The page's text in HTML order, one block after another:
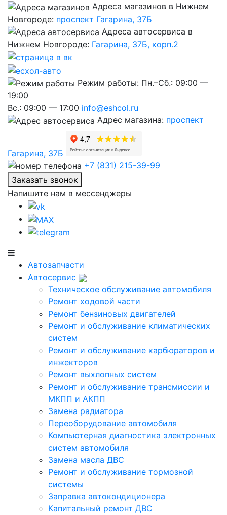
Адреса магазинов в Нижнем
Новгороде: проспект Гагарина, 37Б
Адреса автосервиса в
Нижнем Новгороде: Гагарина, 37Б, корп.2
Режим работы: Пн.–Сб.: 09:00 —
19:00
Вс.: 09:00 — 17:00 info@eshcol.ru
Адрес магазина: проспект
Гагарина, 37Б
+7 (831) 215-39-99
Заказать звонок
Напишите нам в мессенджеры
Автозапчасти
Автосервис
Техническое обслуживание автомобиля
Ремонт ходовой части
Ремонт бензиновых двигателей
Ремонт и обслуживание климатических
систем
Ремонт и обслуживание карбюраторов и
инжекторов
Ремонт выхлопных систем
Ремонт и обслуживание трансмиссии и
МКПП и АКПП
Замена радиатора
Переоборудование автомобиля
Компьютерная диагностика электронных
систем автомобиля
Замена масла ДВС
Ремонт и обслуживание тормозной
системы
Заправка автокондиционера
Капитальный ремонт ДВС